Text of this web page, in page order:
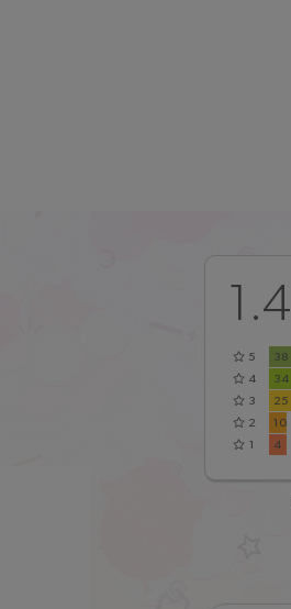
1.4
5
38
4
34
3
25
2
10
1
4